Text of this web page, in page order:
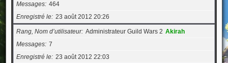
Messages 464
Enregistré le 23 août 2012 20:26
Rang, Nom d’utilisateur Administrateur Guild Wars 2 Akirah
Messages 7
Enregistré le 23 août 2012 22:03